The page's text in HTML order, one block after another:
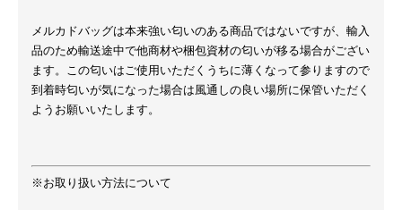
メルカドバッグは本来強い匂いのある商品ではないですが、輸入
品のため輸送途中で他商材や梱包資材の匂いが移る場合がござい
ます。この匂いはご使用いただくうちに薄くなって参りますので
到着時匂いが気になった場合は風通しの良い場所に保管いただく
ようお願いいたします。
※お取り扱い方法について